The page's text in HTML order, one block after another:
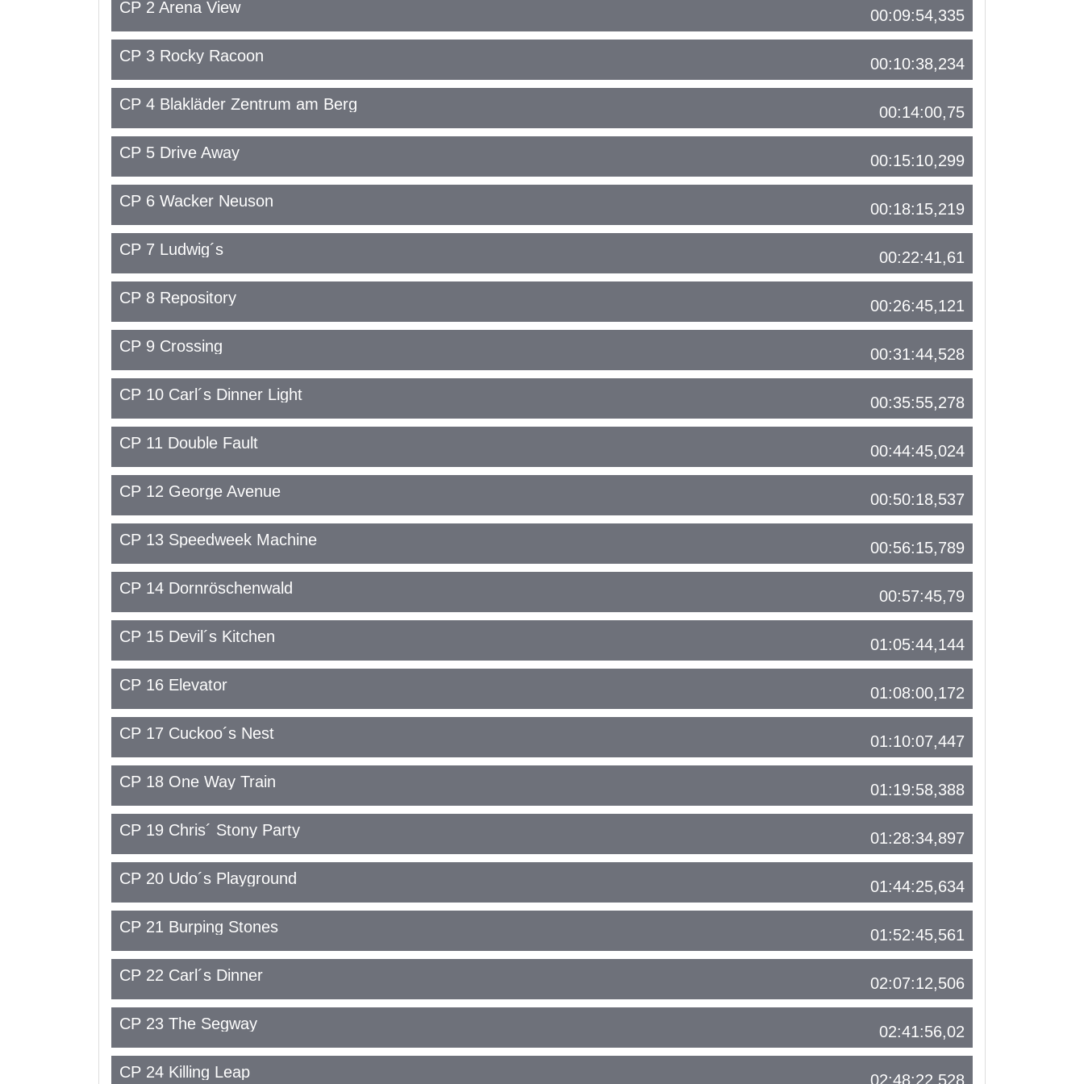
CP 2 Arena View 00:09:54,335
CP 3 Rocky Racoon 00:10:38,234
CP 4 Blakläder Zentrum am Berg 00:14:00,75
CP 5 Drive Away 00:15:10,299
CP 6 Wacker Neuson 00:18:15,219
CP 7 Ludwig´s 00:22:41,61
CP 8 Repository 00:26:45,121
CP 9 Crossing 00:31:44,528
CP 10 Carl´s Dinner Light 00:35:55,278
CP 11 Double Fault 00:44:45,024
CP 12 George Avenue 00:50:18,537
CP 13 Speedweek Machine 00:56:15,789
CP 14 Dornröschenwald 00:57:45,79
CP 15 Devil´s Kitchen 01:05:44,144
CP 16 Elevator 01:08:00,172
CP 17 Cuckoo´s Nest 01:10:07,447
CP 18 One Way Train 01:19:58,388
CP 19 Chris´ Stony Party 01:28:34,897
CP 20 Udo´s Playground 01:44:25,634
CP 21 Burping Stones 01:52:45,561
CP 22 Carl´s Dinner 02:07:12,506
CP 23 The Segway 02:41:56,02
CP 24 Killing Leap 02:48:22,528